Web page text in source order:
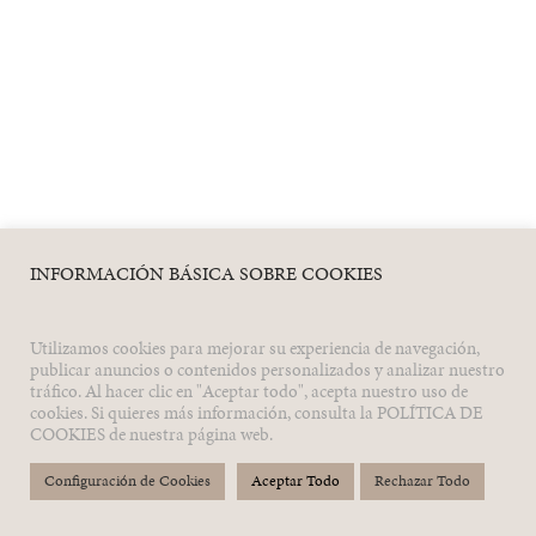
© 2026 QUICKAS bySTGO
INFORMACIÓN BÁSICA SOBRE COOKIES
Utilizamos cookies para mejorar su experiencia de navegación,
publicar anuncios o contenidos personalizados y analizar nuestro
tráfico. Al hacer clic en "Aceptar todo", acepta nuestro uso de
cookies. Si quieres más información, consulta la POLÍTICA DE
COOKIES de nuestra página web.
Configuración de Cookies Aceptar Todo Rechazar Todo